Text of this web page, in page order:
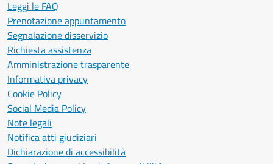
Leggi le FAQ
Prenotazione appuntamento
Segnalazione disservizio
Richiesta assistenza
Amministrazione trasparente
Informativa privacy
Cookie Policy
Social Media Policy
Note legali
Notifica atti giudiziari
Dichiarazione di accessibilità